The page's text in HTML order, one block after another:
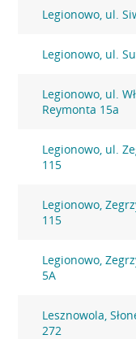
Legionowo, ul.
Legionowo, ul.
Legionowo, ul.
Reymonta 15a
Legionowo, ul.
115
Legionowo,
115
Legionowo,
5A
Lesznowola,
272